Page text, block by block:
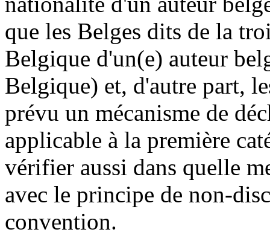
que les Belges dits de la
Belgique d'un(e) auteur
Belgique) et, d'autre part,
prévu un mécanisme de
applicable à la première
vérifier aussi dans quelle
avec le principe de non-
convention.